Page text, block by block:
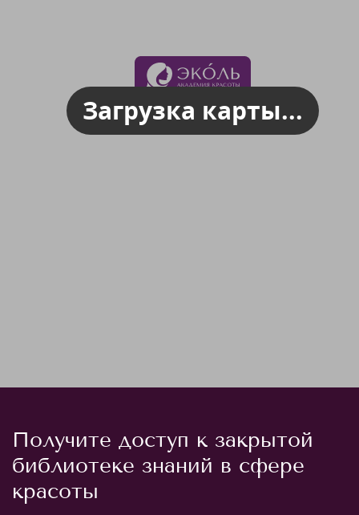
Загрузка карты...
Получите доступ к закрытой
библиотеке знаний в сфере
красоты